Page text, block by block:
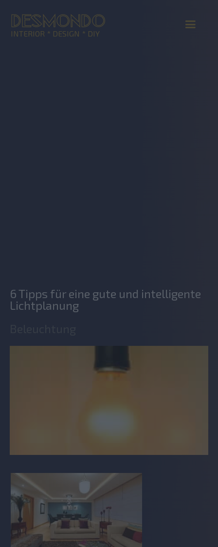
DESMONDO
INTERIOR * DESIGN * DIY
6 Tipps für eine gute und intelligente
Lichtplanung